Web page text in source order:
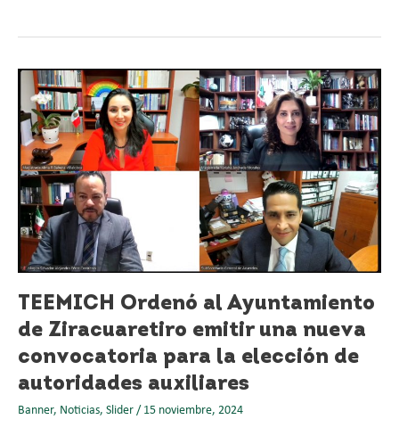
TEEMICH Ordenó al Ayuntamiento
de Ziracuaretiro emitir una nueva
convocatoria para la elección de
autoridades auxiliares
Banner, Noticias, Slider / 15 noviembre, 2024
TEEMICH
Ordenó
al
Ayuntamiento
Ziracuaretiro
emitir
una
nueva
convocatoria
para
la
elección
de
autoridades